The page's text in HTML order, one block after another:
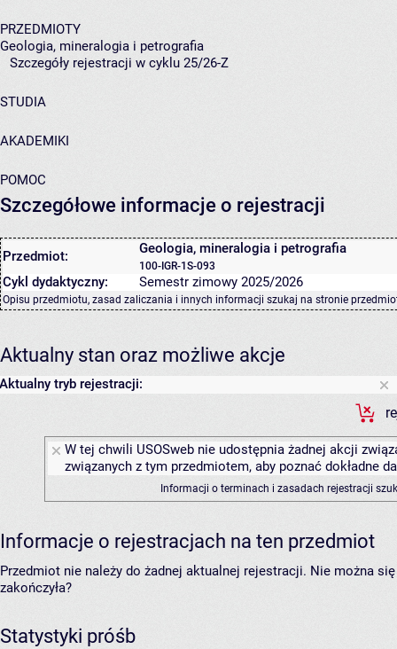
PRZEDMIOTY
Geologia, mineralogia i petrografia
Szczegóły rejestracji w cyklu 25/26-Z
STUDIA
AKADEMIKI
POMOC
Szczegółowe informacje o rejestracji
Przedmiot: Geologia, mineralogia i petrografia
100-IGR-1S-093
Cykl dydaktyczny: Semestr zimowy 2025/2026
Opisu przedmiotu, zasad zaliczania i innych informacji szukaj na stronie
Aktualny stan oraz możliwe akcje
Aktualny tryb rejestracji:
W tej chwili USOSweb nie udostępnia żadnej akcji
związanych z tym przedmiotem, aby poznać dokładne
Informacji o terminach i zasadach rejestracji
Informacje o rejestracjach na ten przedmiot
Przedmiot nie należy do żadnej aktualnej rejestracji. Nie można
zakończyła?
Statystyki próśb